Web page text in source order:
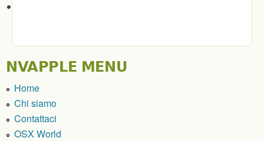
NVAPPLE MENU
Home
Chi siamo
Contattaci
OSX World